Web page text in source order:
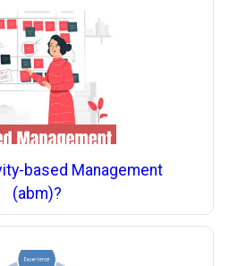
based Management
(abm)?